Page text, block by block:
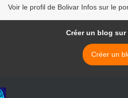
Voir le profil de Bolivar Infos sur le
Créer un blog sur
Créer un